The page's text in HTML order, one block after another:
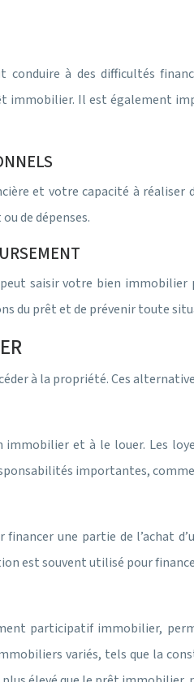
conduire à des difficultés
immobilier. Il est également
et votre capacité à réaliser
de dépenses.
saisir votre bien
du prêt et de prévenir toute
à la propriété. Ces
immobilier et à le louer. Les
importantes,
une partie de l’achat
est souvent utilisé pour
participatif immobilier,
variés, tels que la